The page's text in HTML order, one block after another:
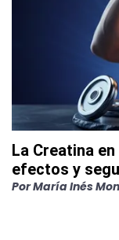
La Creatina
efectos y
PorMaría Inés